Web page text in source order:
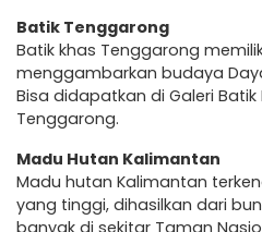
Batik Tenggarong
Batik khas Tenggarong
menggambarkan budaya
Bisa didapatkan di Galeri
Tenggarong.
Madu Hutan Kalimantan
Madu hutan Kalimantan
yang tinggi, dihasilkan dari